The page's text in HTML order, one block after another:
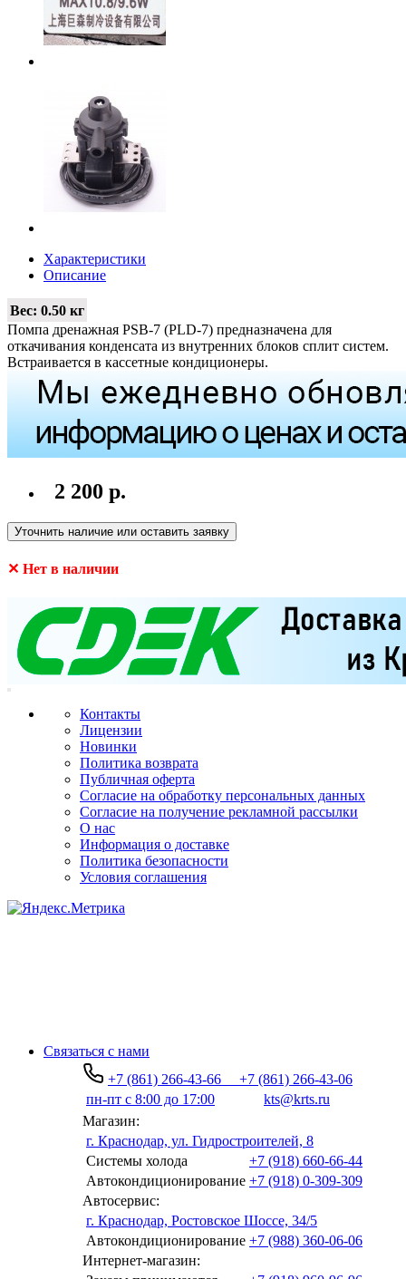
Характеристики
Описание
Вес: 0.50 кг
Помпа дренажная PSB-7 (PLD-7) предназначена для
откачивания конденсата из внутренних блоков сплит систем.
Встраивается в кассетные кондиционеры.
2 200 р.
Уточнить наличие или оставить заявку
✕ Нет в наличии
Контакты
Лицензии
Новинки
Политика возврата
Публичная оферта
Согласие на обработку персональных данных
Согласие на получение рекламной рассылки
О нас
Информация о доставке
Политика безопасности
Условия соглашения
Связаться с нами
+7 (861) 266-43-66
+7 (861) 266-43-06
пн-пт с 8:00 до 17:00
kts@krts.ru
Магазин:
г. Краснодар, ул. Гидростроителей, 8
Системы холода
+7 (918) 660-66-44
Автокондиционирование +7 (918) 0-309-309
Автосервис:
г. Краснодар, Ростовское Шоссе, 34/5
Автокондиционирование +7 (988) 360-06-06
Интернет-магазин: